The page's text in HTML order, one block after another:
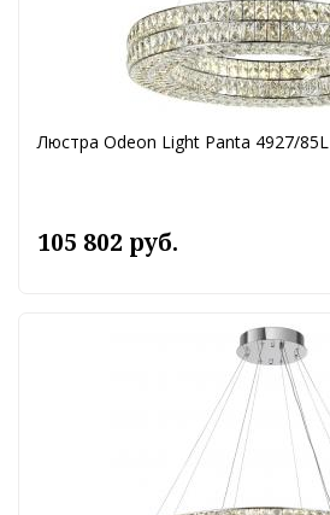
Люстра Odeon Light Panta 4927/85L
105 802 руб.